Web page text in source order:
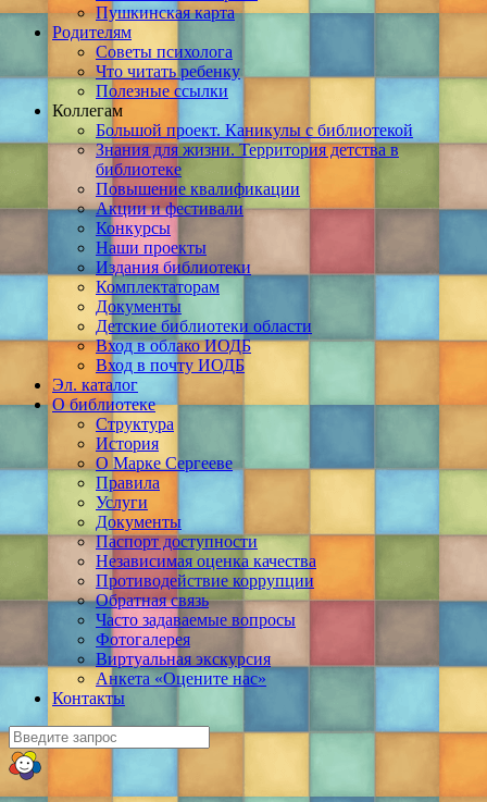
Пушкинская карта
Родителям
Советы психолога
Что читать ребенку
Полезные ссылки
Коллегам
Большой проект. Каникулы с библиотекой
Знания для жизни. Территория детства в
библиотеке
Повышение квалификации
Акции и фестивали
Конкурсы
Наши проекты
Издания библиотеки
Комплектаторам
Документы
Детские библиотеки области
Вход в облако ИОДБ
Вход в почту ИОДБ
Эл. каталог
О библиотеке
Структура
История
О Марке Сергееве
Правила
Услуги
Документы
Паспорт доступности
Независимая оценка качества
Противодействие коррупции
Обратная связь
Часто задаваемые вопросы
Фотогалерея
Виртуальная экскурсия
Анкета «Оцените нас»
Контакты